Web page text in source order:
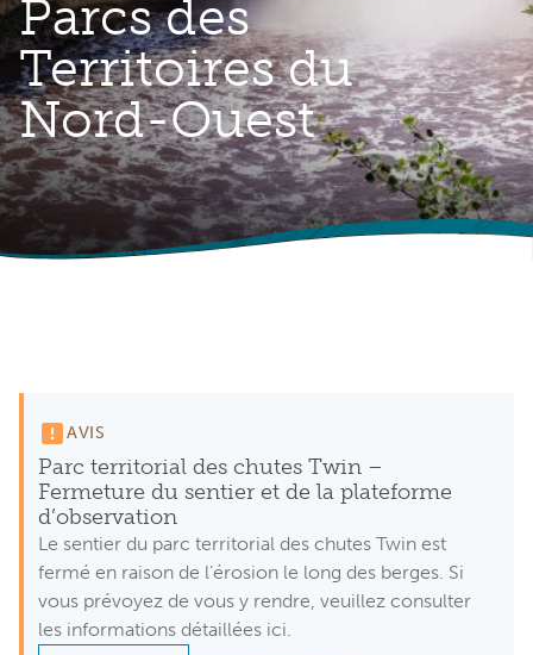
Parcs des
Territoires du
Nord-Ouest
AVIS
Parc territorial des chutes Twin –
Fermeture du sentier et de la plateforme
d’observation
Le sentier du parc territorial des chutes Twin est
fermé en raison de l’érosion le long des berges. Si
vous prévoyez de vous y rendre, veuillez consulter
les informations détaillées ici.